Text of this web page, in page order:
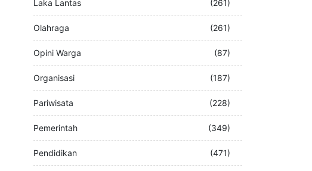
Kuliner (71)
Laka Lantas (261)
Olahraga (261)
Opini Warga (87)
Organisasi (187)
Pariwisata (228)
Pemerintah (349)